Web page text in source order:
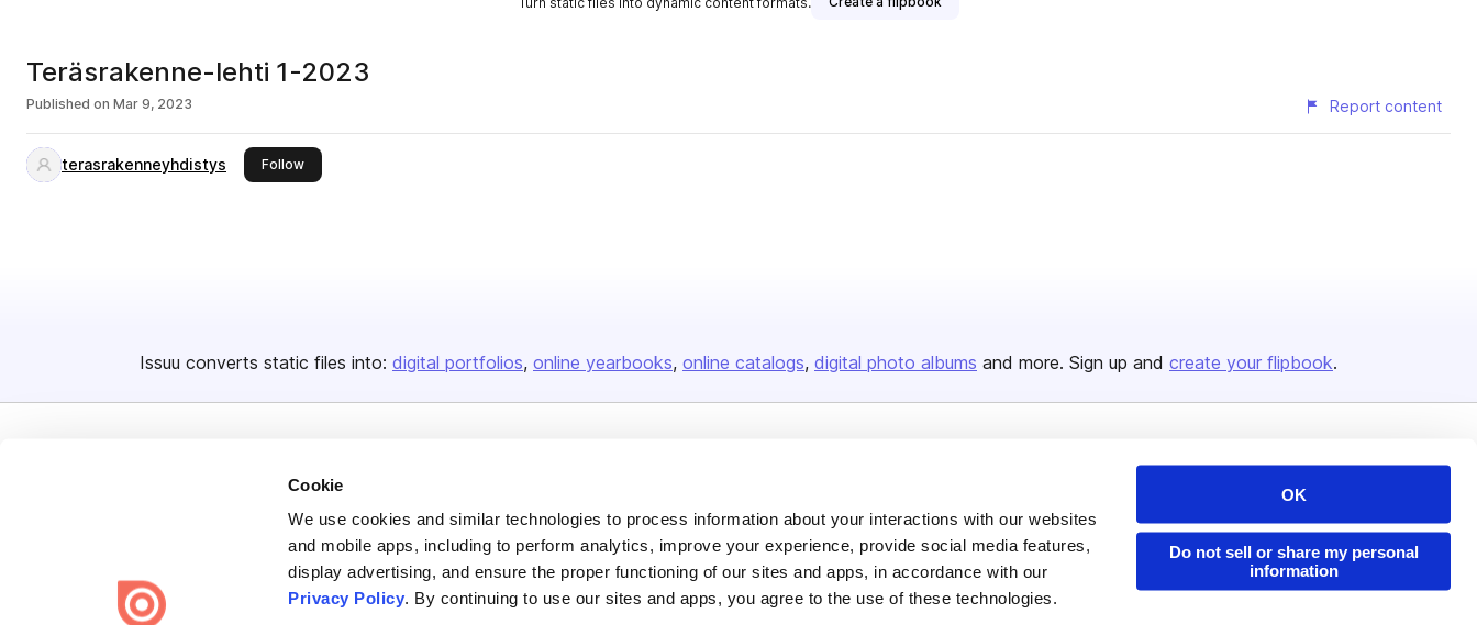
Cookie
We use cookies and similar technologies to process information about your interactions with our websites
and mobile apps, including to perform analytics, improve your experience, provide social media features,
display advertising, and ensure the proper functioning of our sites and apps, in accordance with our
Privacy Policy. By continuing to use our sites and apps, you agree to the use of these technologies.
OK
Do not sell or share my personal
information
Teräsrakenne-lehti 1-2023
Published on Mar 9, 2023 Report content
terasrakenneyhdistys Followthis publisher
Issuu converts static files into: digital portfolios online yearbooks online catalogs digital photo albums and more. Sign up and create your flipbook.
Create once, share everywhere.
Issuu turns PDFs and other files into interactive flipbooks and
Careers
Plans & Pricing
Press
Features
Flipbook
Industries
Resources
Developers
Redeem Code